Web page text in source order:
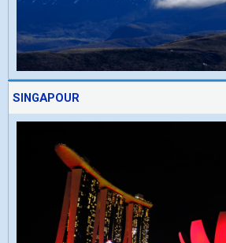
SINGAPOUR